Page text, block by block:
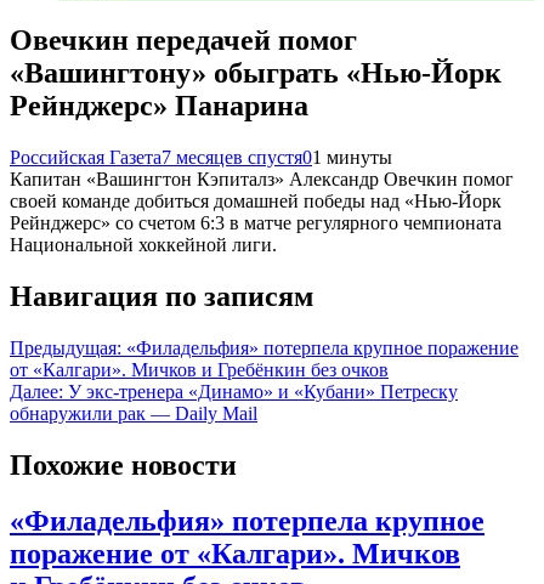
Овечкин передачей помог
«Вашингтону» обыграть «Нью-Йорк
Рейнджерс» Панарина
Российская Газета7 месяцев спустя01 минуты
Капитан «Вашингтон Кэпиталз» Александр Овечкин помог
своей команде добиться домашней победы над «Нью-Йорк
Рейнджерс» со счетом 6:3 в матче регулярного чемпионата
Национальной хоккейной лиги.
Навигация по записям
Предыдущая: «Филадельфия» потерпела крупное поражение
от «Калгари». Мичков и Гребёнкин без очков
Далее: У экс-тренера «Динамо» и «Кубани» Петреску
обнаружили рак — Daily Mail
Похожие новости
«Филадельфия» потерпела крупное
поражение от «Калгари». Мичков